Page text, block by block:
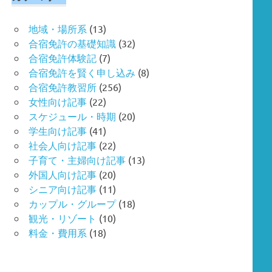
地域・場所系 (13)
合宿免許の基礎知識 (32)
合宿免許体験記 (7)
合宿免許を賢く申し込み (8)
合宿免許教習所 (256)
女性向け記事 (22)
スケジュール・時期 (20)
学生向け記事 (41)
社会人向け記事 (22)
子育て・主婦向け記事 (13)
外国人向け記事 (20)
シニア向け記事 (11)
カップル・グループ(18)
観光・リゾート (10)
料金・費用系 (18)